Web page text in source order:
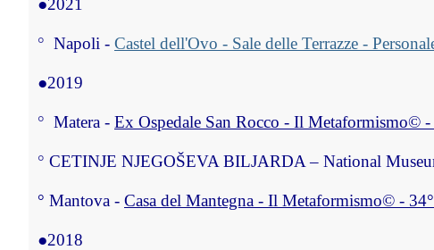
●2021
° Napoli - Castel dell'Ovo - Sale delle Terrazze -
●2019
° Matera - Ex Ospedale San Rocco - Il Metaformismo©
° CETINJE NJEGOŠEVA BILJARDA – National
° Mantova - Casa del Mantegna - Il Metaformismo© -
●2018